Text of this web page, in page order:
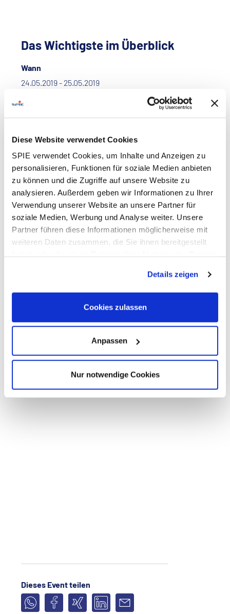
Diese Website verwendet Cookies
SPIE verwendet Cookies, um Inhalte und Anzeigen zu
personalisieren, Funktionen für soziale Medien anbieten
zu können und die Zugriffe auf unsere Website zu
analysieren. Außerdem geben wir Informationen zu Ihrer
Verwendung unserer Website an unsere Partner für
soziale Medien, Werbung und Analyse weiter. Unsere
Partner führen diese Informationen möglicherweise mit
weiteren Daten zusammen, die Sie ihnen bereitgestellt
Verarbeitung Ihrer Daten in den USA ein. Alle weiteren
Informationen zu Cookies finden Sie in unseren
Datenschutzhinweisen.
Details zeigen
Cookies zulassen
Anpassen
Nur notwendige Cookies
Das Wichtigste im Überblick
Wann
24.05.2019 - 25.05.2019
Messe Frankfurt
Ludwig-Erhard-Anlage 1
60327 Frankfurt am Main
Zur Website
Sie haben Fragen?
Dieses Event teilen